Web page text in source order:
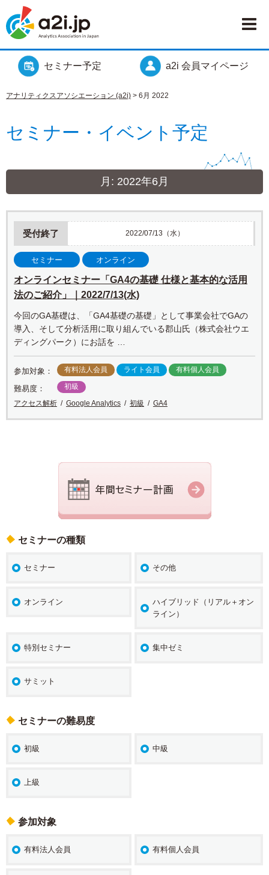
セミナー予定 a2i 会員マイページ
アナリティクスアソシエーション (a2i) > 6月 2022
セミナー・イベント予定
月: 2022年6月
受付終了 2022/07/13（水）
セミナー オンライン
オンラインセミナー「GA4の基礎 仕様と基本的な活用
法のご紹介」｜2022/7/13(水)
今回のGA基礎は、「GA4基礎の基礎」として事業会社でGAの
導入、そして分析活用に取り組んでいる郡山氏（株式会社ウエ
ディングパーク）にお話を …
参加対象： 有料法人会員 ライト会員 有料個人会員
難易度：
初級
アクセス解析
Google Analytics 初級 GA4
セミナーの種類
セミナー その他
オンライン
ハイブリッド（リアル＋オン
ライン）
特別セミナー 集中ゼミ
サミット
セミナーの難易度
初級 中級
上級
参加対象
有料法人会員 有料個人会員